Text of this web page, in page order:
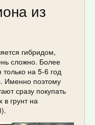
из
гибридом,
сложно. Более
только на 5-6 год
Именно поэтому
сразу покупать
в грунт на